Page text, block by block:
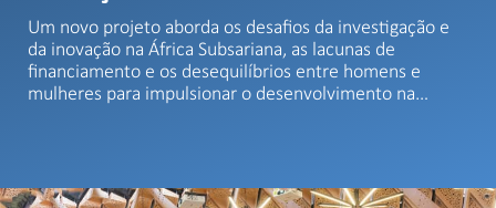
Um novo projeto aborda os desafios da investigação e
da inovação na África Subsariana, as lacunas de
financiamento e os desequilíbrios entre homens e
mulheres para impulsionar o desenvolvimento na…